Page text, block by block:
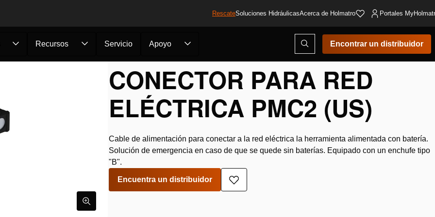
RescateSoluciones HidráulicasAcerca de Holmatro Portales
Recursos Servicio Apoyo
Abrir
ventana
modal
de
Encontrar un distribuidor
para red...
CONECTOR PARA RED
ELÉCTRICA PMC2 (US)
Cable de alimentación para conectar a la red eléctrica la herramienta alimentada con batería.
Solución de emergencia en caso de que se quede sin baterías. Equipado con un enchufe tipo
"B".
Encuentra un distribuidor
Añadir
a